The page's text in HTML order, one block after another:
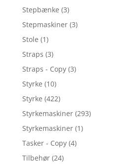
Stepbænke (3)
Stepmaskiner (3)
Stole (1)
Straps (3)
Straps - Copy (3)
Styrke (10)
Styrke (422)
Styrkemaskiner (293)
Styrkemaskiner (1)
Tasker - Copy (4)
Tilbehør (24)